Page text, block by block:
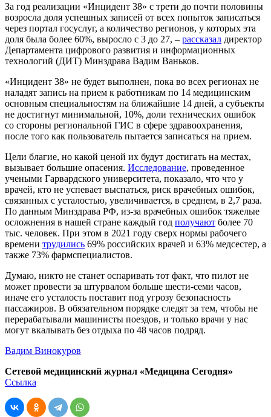
За год реализации «Инцидент 38» с трети до почти половины
возросла доля успешных записей от всех попыток записаться
через портал госуслуг, а количество регионов, у которых эта
доля была более 60%, выросло с 3 до 27, – рассказал директор
Департамента цифрового развития и информационных
технологий (ДИТ) Минздрава Вадим Ваньков.
«Инцидент 38» не будет выполнен, пока во всех регионах не
наладят запись на прием к работникам по 14 медицинским
основным специальностям на ближайшие 14 дней, а субъекты
не достигнут минимальной, 10%, доли технических ошибок
со стороны региональной ГИС в сфере здравоохранения,
после того как пользователь пытается записаться на прием.
Цели благие, но какой ценой их будут достигать на местах,
вызывает большие опасения. Исследование, проведенное
учеными Гарвардского университета, показало, что что у
врачей, кто не успевает выспаться, риск врачебных ошибок,
связанных с усталостью, увеличивается, в среднем, в 2,7 раза.
По данным Минздрава РФ, из-за врачебных ошибок тяжелые
осложнения в нашей стране каждый год получают более 70
тыс. человек. При этом в 2021 году сверх нормы рабочего
времени трудились 69% российских врачей и 63% медсестер, а
также 73% фармспециалистов.
Думаю, никто не станет оспаривать тот факт, что пилот не
может провести за штурвалом больше шести-семи часов,
иначе его усталость поставит под угрозу безопасность
пассажиров. В обязательном порядке следят за тем, чтобы не
перерабатывали машинисты поездов, и только врачи у нас
могут вкалывать без отдыха по 48 часов подряд.
Вадим Винокуров
Сетевой медицинский журнал «Медицина Сегодня»
Ссылка